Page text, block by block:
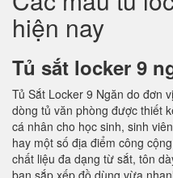
hiện nay
Tủ sắt locker 9
Tủ Sắt Locker 9 Ngăn do đơn
dòng tủ văn phòng được thiết
cá nhân cho học sinh, sinh
hay một số địa điểm công
chất liệu đa dạng từ sắt, tôn
bạn sắp xếp đồ dùng vừa